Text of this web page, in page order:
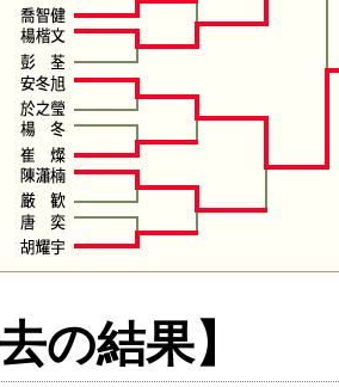
の結果】